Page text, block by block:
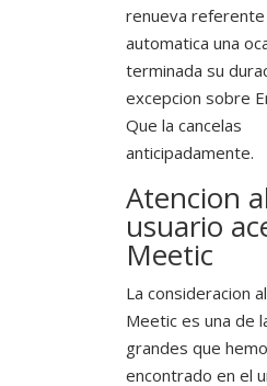
renueva referente
automatica una
terminada su
excepcion sobre
Que la cancelas
anticipadamente.
Atencion
usuario
Meetic
La consideracion
Meetic es una de
grandes que
encontrado en el